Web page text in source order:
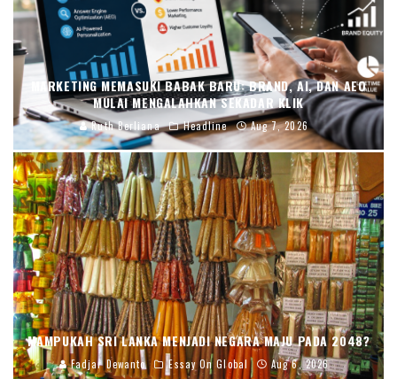
MARKETING MEMASUKI BABAK BARU: BRAND, AI, DAN AEO
MULAI MENGALAHKAN SEKADAR KLIK
Ruth Berliana Headline Aug 7, 2026
MAMPUKAH SRI LANKA MENJADI NEGARA MAJU PADA 2048?
Fadjar Dewanto Essay On Global Aug 6, 2026